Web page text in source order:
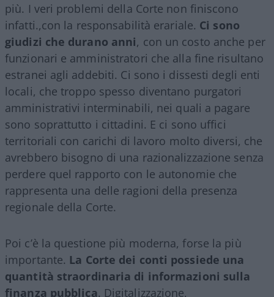
più. I veri problemi della Corte non finiscono
infatti.,con la responsabilità erariale. Ci sono
giudizi che durano anni, con un costo anche per
funzionari e amministratori che alla fine risultano
estranei agli addebiti. Ci sono i dissesti degli enti
locali, che troppo spesso diventano purgatori
amministrativi interminabili, nei quali a pagare
sono soprattutto i cittadini. E ci sono uffici
territoriali con carichi di lavoro molto diversi, che
avrebbero bisogno di una razionalizzazione senza
perdere quel rapporto con le autonomie che
rappresenta una delle ragioni della presenza
regionale della Corte.
Poi c’è la questione più moderna, forse la più
importante. La Corte dei conti possiede una
quantità straordinaria di informazioni sulla
finanza pubblica. Digitalizzazione,